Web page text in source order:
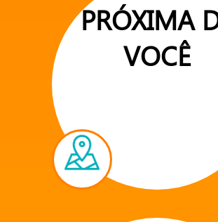
PRÓXIMA
VOCÊ